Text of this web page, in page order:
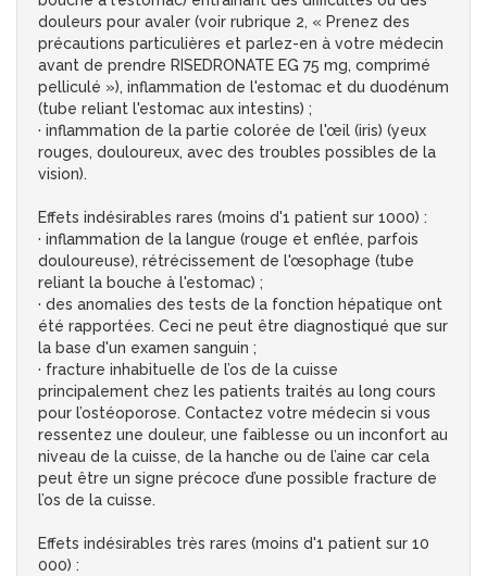
douleurs pour avaler (voir rubrique 2, « Prenez des
précautions particulières et parlez-en à votre médecin
avant de prendre RISEDRONATE EG 75 mg, comprimé
pelliculé »), inflammation de l'estomac et du duodénum
(tube reliant l'estomac aux intestins) ;
· inflammation de la partie colorée de l'œil (iris) (yeux
rouges, douloureux, avec des troubles possibles de la
vision).
Effets indésirables rares (moins d'1 patient sur 1000) :
· inflammation de la langue (rouge et enflée, parfois
douloureuse), rétrécissement de l'œsophage (tube
reliant la bouche à l'estomac) ;
· des anomalies des tests de la fonction hépatique ont
été rapportées. Ceci ne peut être diagnostiqué que sur
la base d'un examen sanguin ;
· fracture inhabituelle de l’os de la cuisse
principalement chez les patients traités au long cours
pour l’ostéoporose. Contactez votre médecin si vous
ressentez une douleur, une faiblesse ou un inconfort au
niveau de la cuisse, de la hanche ou de l’aine car cela
peut être un signe précoce d’une possible fracture de
l’os de la cuisse.
Effets indésirables très rares (moins d'1 patient sur 10
000) :